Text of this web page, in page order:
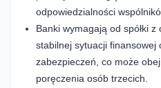
odpowiedzialności
Banki wymagają od spółki z
stabilnej sytuacji finansowej
zabezpieczeń, co może
poręczenia osób trzecich.